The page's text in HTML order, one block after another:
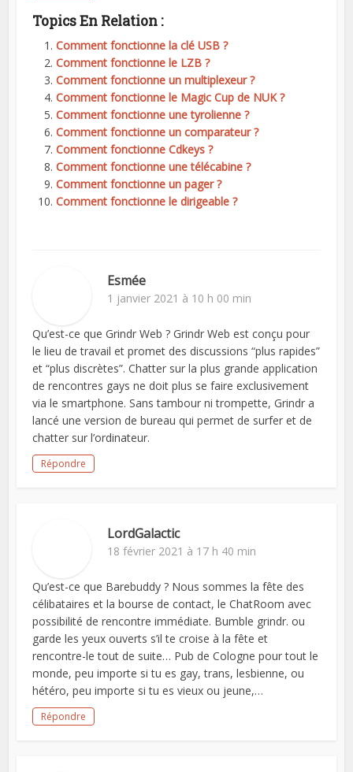
Topics En Relation :
Comment fonctionne la clé USB ?
Comment fonctionne le LZB ?
Comment fonctionne un multiplexeur ?
Comment fonctionne le Magic Cup de NUK ?
Comment fonctionne une tyrolienne ?
Comment fonctionne un comparateur ?
Comment fonctionne Cdkeys ?
Comment fonctionne une télécabine ?
Comment fonctionne un pager ?
Comment fonctionne le dirigeable ?
Esmée
1 janvier 2021 à 10 h 00 min
Qu’est-ce que Grindr Web ? Grindr Web est conçu pour
le lieu de travail et promet des discussions “plus rapides”
et “plus discrètes”. Chatter sur la plus grande application
de rencontres gays ne doit plus se faire exclusivement
via le smartphone. Sans tambour ni trompette, Grindr a
lancé une version de bureau qui permet de surfer et de
chatter sur l’ordinateur.
Répondre
LordGalactic
18 février 2021 à 17 h 40 min
Qu’est-ce que Barebuddy ? Nous sommes la fête des
célibataires et la bourse de contact, le ChatRoom avec
possibilité de rencontre immédiate. Bumble grindr. ou
garde les yeux ouverts s’il te croise à la fête et
rencontre-le tout de suite… Pub de Cologne pour tout le
monde, peu importe si tu es gay, trans, lesbienne, ou
hétéro, peu importe si tu es vieux ou jeune,…
Répondre